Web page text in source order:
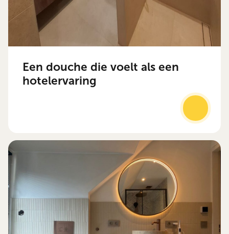
Een douche die voelt als een
hotelervaring